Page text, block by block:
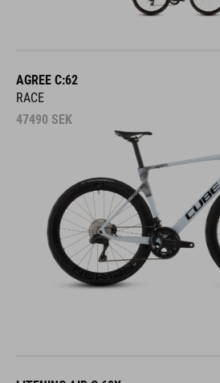
AGREE C:62
RACE
47490 SEK